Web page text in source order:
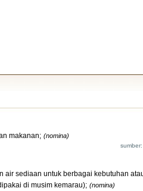
makanan; (nomina)
air sediaan untuk berbagai kebutuhan
di musim kemarau); (nomina)